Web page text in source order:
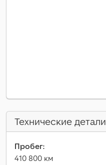
Технические детали
Пробег:
410 800 км